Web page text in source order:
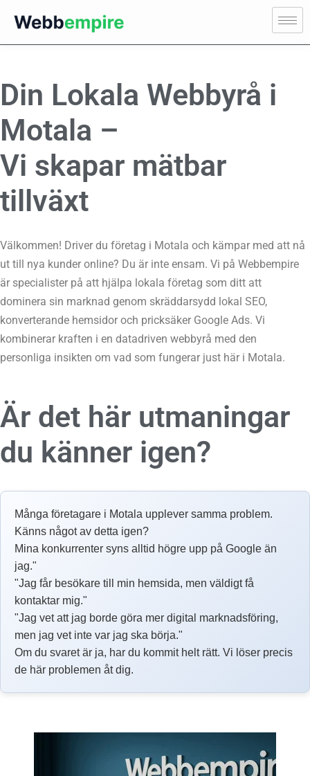
Din Lokala Webbyrå i
Motala –
Vi skapar mätbar
tillväxt
Välkommen! Driver du företag i Motala och kämpar med att nå
ut till nya kunder online? Du är inte ensam. Vi på Webbempire
är specialister på att hjälpa lokala företag som ditt att
dominera sin marknad genom skräddarsydd lokal SEO,
konverterande hemsidor och pricksäker Google Ads. Vi
kombinerar kraften i en datadriven webbyrå med den
personliga insikten om vad som fungerar just här i Motala.
Är det här utmaningar
du känner igen?
Många företagare i Motala upplever samma problem.
Känns något av detta igen?
Mina konkurrenter syns alltid högre upp på Google än
jag."
"Jag får besökare till min hemsida, men väldigt få
kontaktar mig."
"Jag vet att jag borde göra mer digital marknadsföring,
men jag vet inte var jag ska börja."
Om du svaret är ja, har du kommit helt rätt. Vi löser precis
de här problemen åt dig.